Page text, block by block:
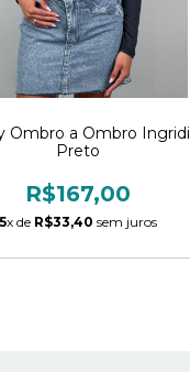
Ombro a Ombro Ingridi
Preto
R$167,00
5x de R$33,40 sem juros